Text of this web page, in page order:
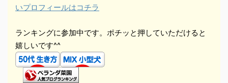
いプロフィールはコチラ
ランキングに参加中です。ポチッと押していただけると
嬉しいです^^